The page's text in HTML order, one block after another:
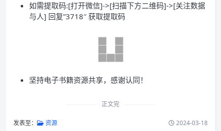
如需提取码:[打开微信]->[扫描下方二维码]->[关注数据
与人] 回复”3718″ 获取提取码
坚持电子书籍资源共享，感谢认同！
正文完
发表至： 资源 2024-03-18